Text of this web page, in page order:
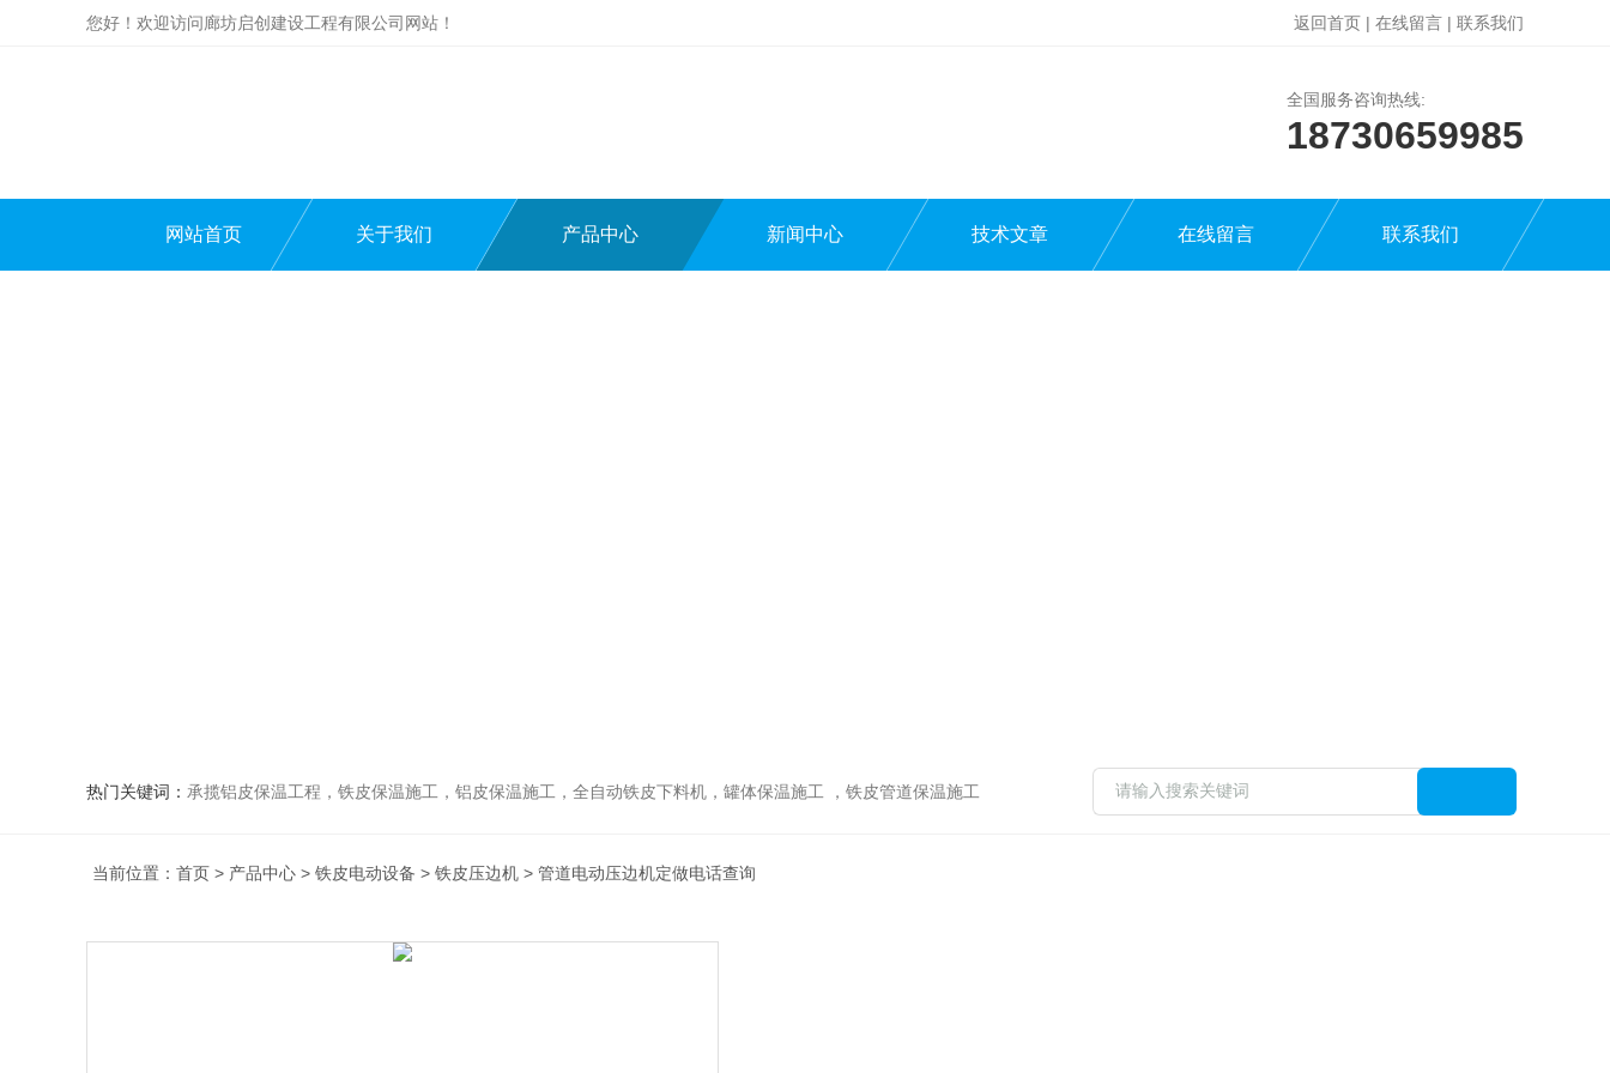
您好！欢迎访问廊坊启创建设工程有限公司网站！ 返回首页 | 在线留言 | 联系我们
全国服务咨询热线:
18730659985
网站首页 关于我们 产品中心 新闻中心 技术文章 在线留言 联系我们
热门关键词： 承揽铝皮保温工程，铁皮保温施工，铝皮保温施工，全自动铁皮下料机，罐体保温施工 ，铁皮管道保温施工
当前位置： 首页 > 产品中心 > 铁皮电动设备 > 铁皮压边机 > 管道电动压边机定做电话查询